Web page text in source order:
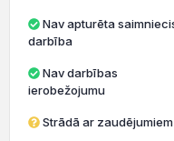
darbība
ierobežojumu
Strādā ar zaudējumiem